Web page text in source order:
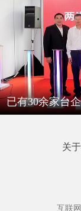
已有30余家台
关
互联